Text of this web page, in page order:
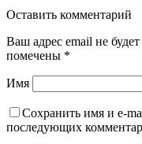
Оставить комментарий
Ваш адрес email не
помечены *
Имя
Сохранить имя и e-
последующих